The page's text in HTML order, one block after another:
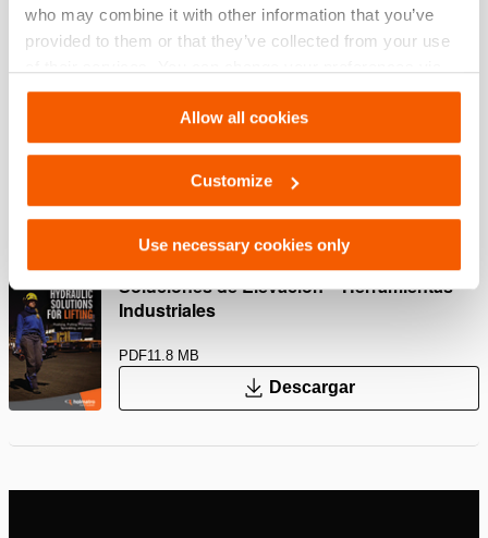
who may combine it with other information that you’ve
provided to them or that they’ve collected from your use
Settings. See ourcookiestatement.
Allow all cookies
Customize
Use necessary cookies only
A 119, Hoja de especificaciones, A4
métrico
148.7 KB
Descargar
Soluciones de Elevación – Herramientas
Industriales
PDF11.8 MB
Descargar